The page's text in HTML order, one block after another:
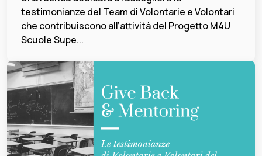
testimonianze del Team di Volontarie e Volontari
che contribuiscono all’attività del Progetto M4U
Scuole Supe...